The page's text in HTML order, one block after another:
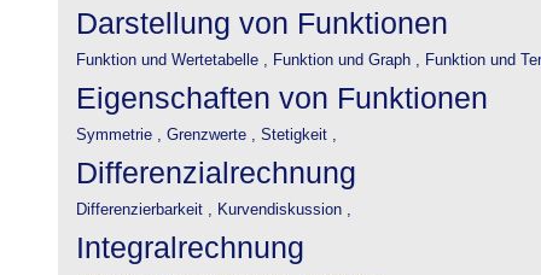
Darstellung von Funktionen
Funktion und Wertetabelle , Funktion und Graph , Funktion und
Eigenschaften von Funktionen
Symmetrie , Grenzwerte , Stetigkeit ,
Differenzialrechnung
Differenzierbarkeit , Kurvendiskussion ,
Integralrechnung